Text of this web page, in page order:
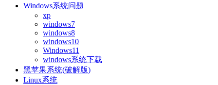
Windows系统问题
xp
windows7
windows8
windows10
Windows11
windows系统下载
黑苹果系统(破解版)
Linux系统